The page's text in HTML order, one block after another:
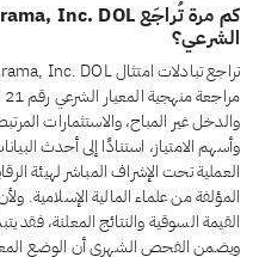
الشرعي؟
والدخل غير المباح، والاستثمارات
وأسهم الامتياز، استنادًا إلى أحدث
العملية تحت الإشراف المباشر لهيئة
المؤلفة من علماء المالية الإسلامية.
القيمة السوقية والنتائج المعلنة،